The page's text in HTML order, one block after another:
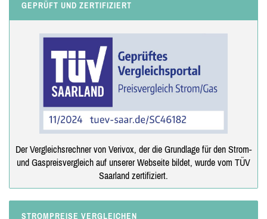
GEPRÜFT UND ZERTIFIZIERT
Der Vergleichsrechner von Verivox, der die Grundlage für den Strom-
und Gaspreisvergleich auf unserer Webseite bildet, wurde vom TÜV
Saarland zertifiziert.
STROMPREISE VERGLEICHEN